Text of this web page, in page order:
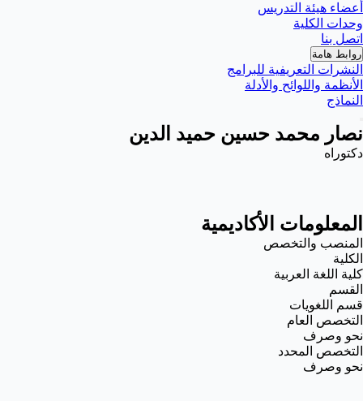
أعضاء هيئة التدريس
وحدات الكلية
اتصل بنا
روابط هامة
النشرات التعريفية للبرامج
الأنظمة واللوائح والأدلة
النماذج
نصار محمد حسين حميد الدين
دكتوراه
المعلومات الأكاديمية
المنصب والتخصص
الكلية
كلية اللغة العربية
القسم
قسم اللغويات
التخصص العام
نحو وصرف
التخصص المحدد
نحو وصرف